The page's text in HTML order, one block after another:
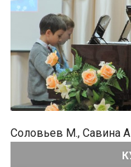
Соловьев М., Савина А